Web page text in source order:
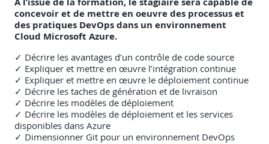
concevoir et de mettre en oeuvre des processus et
des pratiques DevOps dans un environnement
Cloud Microsoft Azure.
✓ Décrire les avantages d’un contrôle de code source
✓ Expliquer et mettre en œuvre l’intégration continue
✓ Expliquer et mettre en œuvre le déploiement continue
✓ Décrire les taches de génération et de livraison
✓ Décrire les modèles de déploiement
✓ Décrire les modèles de déploiement et les services
disponibles dans Azure
✓ Dimensionner Git pour un environnement DevOps